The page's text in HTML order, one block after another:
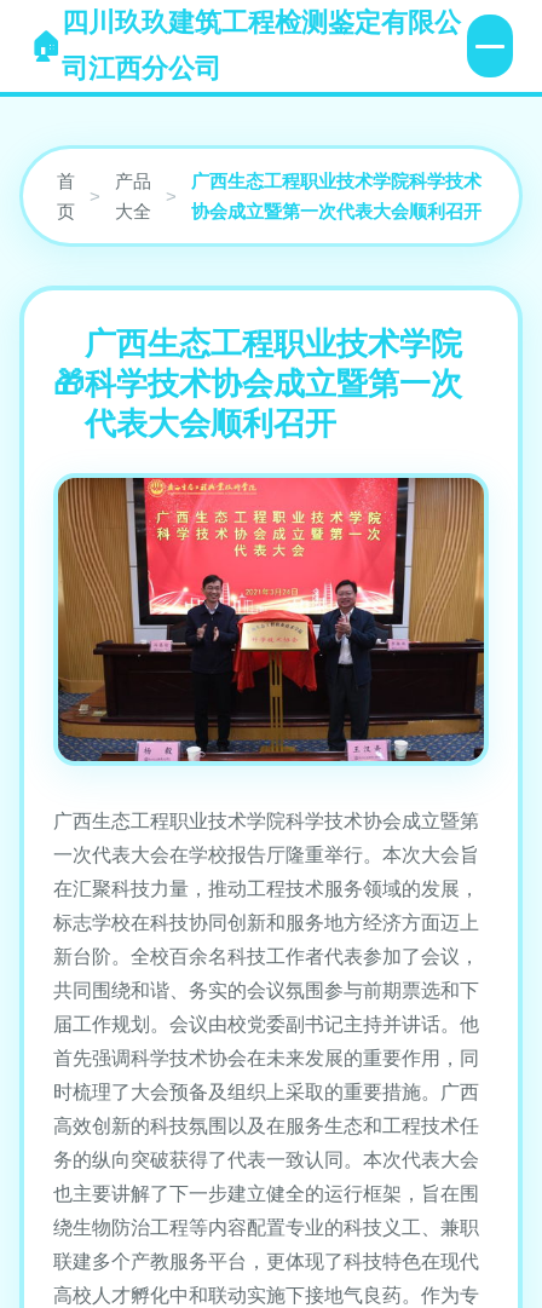
四川玖玖建筑工程检测鉴定有限公
司江西分公司
首
页
>
产品
大全
>
广西生态工程职业技术学院科学技术
协会成立暨第一次代表大会顺利召开
广西生态工程职业技术学院
科学技术协会成立暨第一次
代表大会顺利召开
广西生态工程职业技术学院科学技术协会成立暨第
一次代表大会在学校报告厅隆重举行。本次大会旨
在汇聚科技力量，推动工程技术服务领域的发展，
标志学校在科技协同创新和服务地方经济方面迈上
新台阶。全校百余名科技工作者代表参加了会议，
共同围绕和谐、务实的会议氛围参与前期票选和下
届工作规划。会议由校党委副书记主持并讲话。他
首先强调科学技术协会在未来发展的重要作用，同
时梳理了大会预备及组织上采取的重要措施。广西
高效创新的科技氛围以及在服务生态和工程技术任
务的纵向突破获得了代表一致认同。本次代表大会
也主要讲解了下一步建立健全的运行框架，旨在围
绕生物防治工程等内容配置专业的科技义工、兼职
联建多个产教服务平台，更体现了科技特色在现代
高校人才孵化中和联动实施下接地气良药。作为专